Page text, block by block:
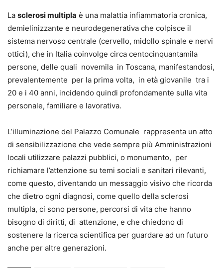
La sclerosi multipla è una malattia infiammatoria cronica,
demielinizzante e neurodegenerativa che colpisce il
sistema nervoso centrale (cervello, midollo spinale e nervi
ottici), che in Italia coinvolge circa centocinquantamila
persone, delle quali novemila in Toscana, manifestandosi,
prevalentemente per la prima volta, in età giovanile tra i
20 e i 40 anni, incidendo quindi profondamente sulla vita
personale, familiare e lavorativa.
L’illuminazione del Palazzo Comunale rappresenta un atto
di sensibilizzazione che vede sempre più Amministrazioni
locali utilizzare palazzi pubblici, o monumento, per
richiamare l’attenzione su temi sociali e sanitari rilevanti,
come questo, diventando un messaggio visivo che ricorda
che dietro ogni diagnosi, come quello della sclerosi
multipla, ci sono persone, percorsi di vita che hanno
bisogno di diritti, di attenzione, e che chiedono di
sostenere la ricerca scientifica per guardare ad un futuro
anche per altre generazioni.